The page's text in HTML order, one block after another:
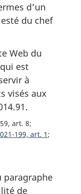
d’un
du chef
Web du
est
à
visés aux
art. 8
199, art. 1
paragraphe
de